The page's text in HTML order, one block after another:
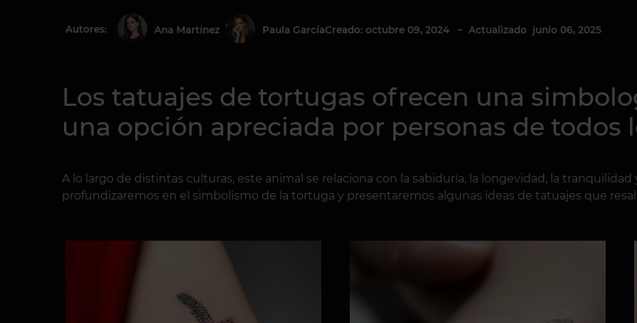
Autores: Ana Martínez Paula GarcíaCreado: octubre 09, 2024 – Actualizado junio 06, 2025
Los tatuajes de tortugas ofrecen una
una opción apreciada por personas de todos
A lo largo de distintas culturas, este animal se relaciona con la sabiduría, la longevidad, la tranquilidad
profundizaremos en el simbolismo de la tortuga y presentaremos algunas ideas de tatuajes que